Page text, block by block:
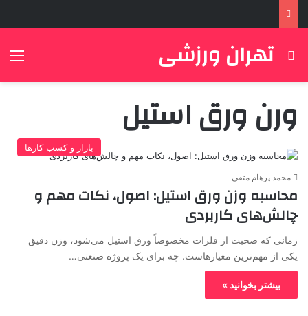
تهران ورزشی
جستجو برای
ورن ورق استیل
بازار و کسب کارها
محمد پرهام متقی
محاسبه وزن ورق استیل: اصول، نکات مهم و
چالش‌های کاربردی
زمانی که صحبت از فلزات مخصوصاً ورق استیل می‌شود، وزن دقیق
یکی از مهم‌ترین معیارهاست. چه برای یک پروژه صنعتی…
بیشتر بخوانید »